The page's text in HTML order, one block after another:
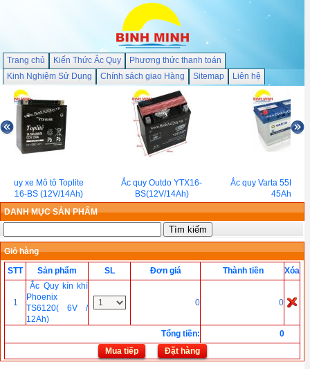
Trang chủ Kiến Thức Ắc Quy
Phương thức thanh toán
Kinh Nghiệm Sử Dụng
Chính sách giao Hàng Sitemap Liên hệ
quy xe Mô tô Toplite
BS (12V/14Ah)
Ắc quy Outdo YTX16-
BS(12V/14Ah)
Ắc quy Varta
45Ah)
DANH MỤC SẢN PHẨM
Giỏ hàng
STT
Sản phẩm SL Đơn giá Thành tiền Xóa
1
Ắc Quy kín khí
Phoenix
TS6120( 6V /
12Ah)
0 0
Tổng tiền:
0
Mua tiếp
Đặt hàng